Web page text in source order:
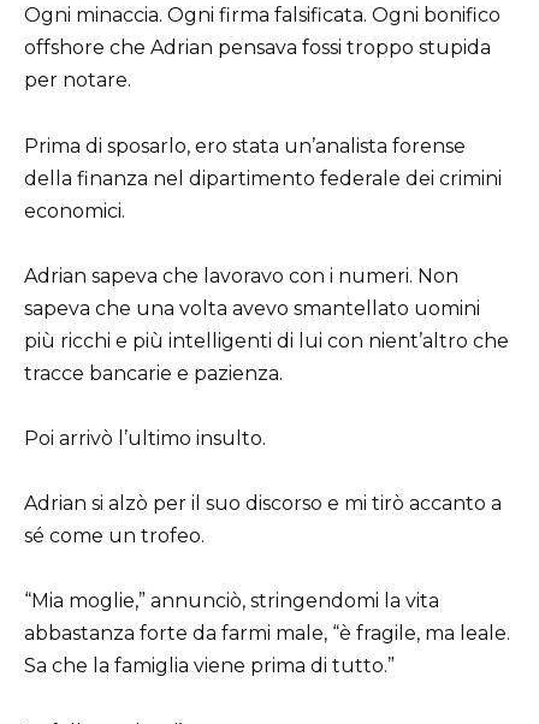
Ogni minaccia. Ogni firma falsificata. Ogni bonifico
offshore che Adrian pensava fossi troppo stupida
per notare.
Prima di sposarlo, ero stata un’analista forense
della finanza nel dipartimento federale dei crimini
economici.
Adrian sapeva che lavoravo con i numeri. Non
sapeva che una volta avevo smantellato uomini
più ricchi e più intelligenti di lui con nient’altro che
tracce bancarie e pazienza.
Poi arrivò l’ultimo insulto.
Adrian si alzò per il suo discorso e mi tirò accanto a
sé come un trofeo.
“Mia moglie,” annunciò, stringendomi la vita
abbastanza forte da farmi male, “è fragile, ma leale.
Sa che la famiglia viene prima di tutto.”